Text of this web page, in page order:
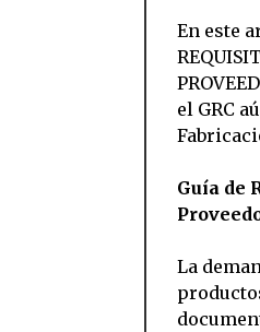
En este
el GRC
Guía de
La